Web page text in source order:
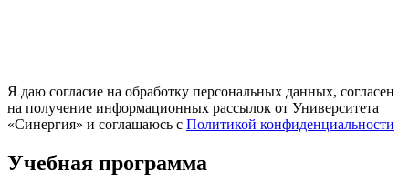
Я даю согласие на обработку персональных данных, согласен
на получение информационных рассылок от Университета
«Синергия» и соглашаюсь c Политикой конфиденциальности
Учебная программа